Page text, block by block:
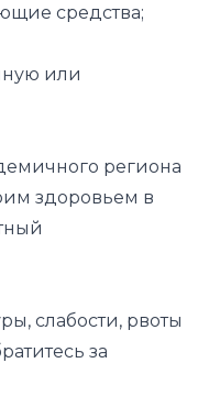
средства;
или
региона
здоровьем в
слабости, рвоты
за